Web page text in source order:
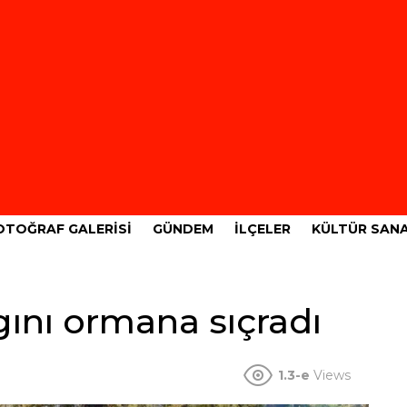
GALERISI GÜNDEM İLÇELER KÜLTÜR
ormana sıçradı
1.3-e Views